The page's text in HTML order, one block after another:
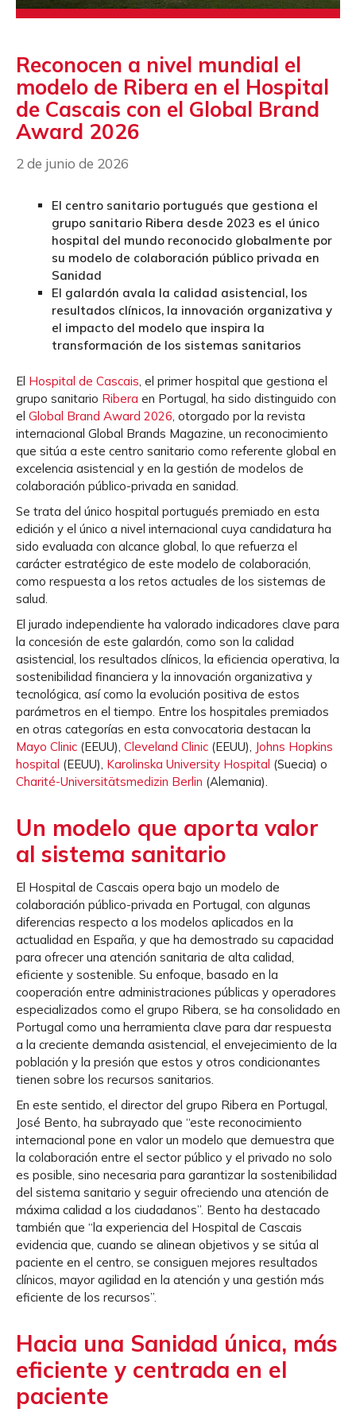
Reconocen a nivel mundial el
modelo de Ribera en el Hospital
de Cascais con el Global Brand
Award 2026
2 de junio de 2026
El centro sanitario portugués que gestiona el
grupo sanitario Ribera desde 2023 es el único
hospital del mundo reconocido globalmente por
su modelo de colaboración público privada en
Sanidad
El galardón avala la calidad asistencial, los
resultados clínicos, la innovación organizativa y
el impacto del modelo que inspira la
transformación de los sistemas sanitarios
El Hospital de Cascais, el primer hospital que gestiona el
grupo sanitario Ribera en Portugal, ha sido distinguido con
el Global Brand Award 2026, otorgado por la revista
internacional Global Brands Magazine, un reconocimiento
que sitúa a este centro sanitario como referente global en
excelencia asistencial y en la gestión de modelos de
colaboración público-privada en sanidad.
Se trata del único hospital portugués premiado en esta
edición y el único a nivel internacional cuya candidatura ha
sido evaluada con alcance global, lo que refuerza el
carácter estratégico de este modelo de colaboración,
como respuesta a los retos actuales de los sistemas de
salud.
El jurado independiente ha valorado indicadores clave para
la concesión de este galardón, como son la calidad
asistencial, los resultados clínicos, la eficiencia operativa, la
sostenibilidad financiera y la innovación organizativa y
tecnológica, así como la evolución positiva de estos
parámetros en el tiempo. Entre los hospitales premiados
en otras categorías en esta convocatoria destacan la
Mayo Clinic (EEUU), Cleveland Clinic (EEUU), Johns Hopkins
hospital (EEUU), Karolinska University Hospital (Suecia) o
Charité-Universitätsmedizin Berlin (Alemania).
Un modelo que aporta valor
al sistema sanitario
El Hospital de Cascais opera bajo un modelo de
colaboración público-privada en Portugal, con algunas
diferencias respecto a los modelos aplicados en la
actualidad en España, y que ha demostrado su capacidad
para ofrecer una atención sanitaria de alta calidad,
eficiente y sostenible. Su enfoque, basado en la
cooperación entre administraciones públicas y operadores
especializados como el grupo Ribera, se ha consolidado en
Portugal como una herramienta clave para dar respuesta
a la creciente demanda asistencial, el envejecimiento de la
población y la presión que estos y otros condicionantes
tienen sobre los recursos sanitarios.
En este sentido, el director del grupo Ribera en Portugal,
José Bento, ha subrayado que “este reconocimiento
internacional pone en valor un modelo que demuestra que
la colaboración entre el sector público y el privado no solo
es posible, sino necesaria para garantizar la sostenibilidad
del sistema sanitario y seguir ofreciendo una atención de
máxima calidad a los ciudadanos”. Bento ha destacado
también que “la experiencia del Hospital de Cascais
evidencia que, cuando se alinean objetivos y se sitúa al
paciente en el centro, se consiguen mejores resultados
clínicos, mayor agilidad en la atención y una gestión más
eficiente de los recursos”.
Hacia una Sanidad única, más
eficiente y centrada en el
paciente